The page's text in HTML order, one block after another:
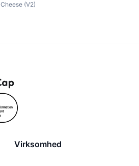
Cheese (V2)
Virksomhed